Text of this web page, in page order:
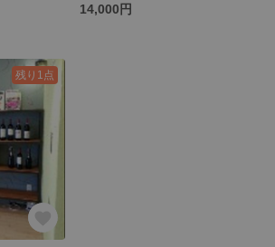
14,000円
残り1点